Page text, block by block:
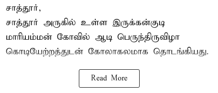
சாத்தூர்,
சாத்தூர் அருகில் உள்ள இருக்கன்குடி
மாரியம்மன் கோவில் ஆடி பெருந்திருவிழா
கொடியேற்றத்துடன் கோலாகலமாக தொடங்கியது.
Read More